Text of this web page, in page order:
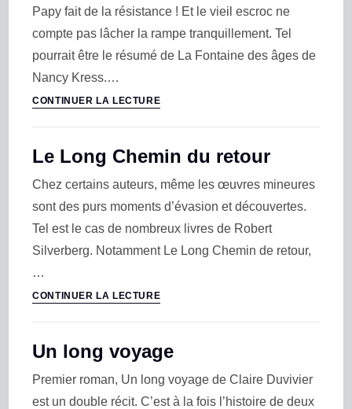
Papy fait de la résistance ! Et le vieil escroc ne
compte pas lâcher la rampe tranquillement. Tel
pourrait être le résumé de La Fontaine des âges de
Nancy Kress.…
CONTINUER LA LECTURE
Le Long Chemin du retour
Chez certains auteurs, même les œuvres mineures
sont des purs moments d’évasion et découvertes.
Tel est le cas de nombreux livres de Robert
Silverberg. Notamment Le Long Chemin de retour,
…
CONTINUER LA LECTURE
Un long voyage
Premier roman, Un long voyage de Claire Duvivier
est un double récit. C’est à la fois l’histoire de deux